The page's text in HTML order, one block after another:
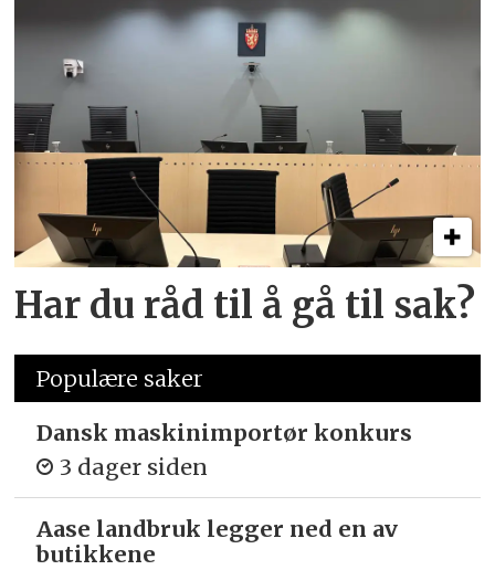
Har du råd til å gå til sak?
Populære saker
Dansk maskinimportør konkurs
3 dager siden
Aase landbruk legger ned en av
butikkene